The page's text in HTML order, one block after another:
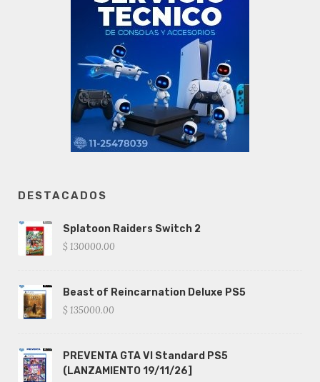
DESTACADOS
Splatoon Raiders Switch 2
$ 130000.00
Beast of Reincarnation Deluxe PS5
$ 135000.00
PREVENTA GTA VI Standard PS5
(LANZAMIENTO 19/11/26]